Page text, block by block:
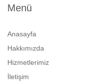
Menü
Anasayfa
Hakkımızda
Hizmetlerimiz
İletişim